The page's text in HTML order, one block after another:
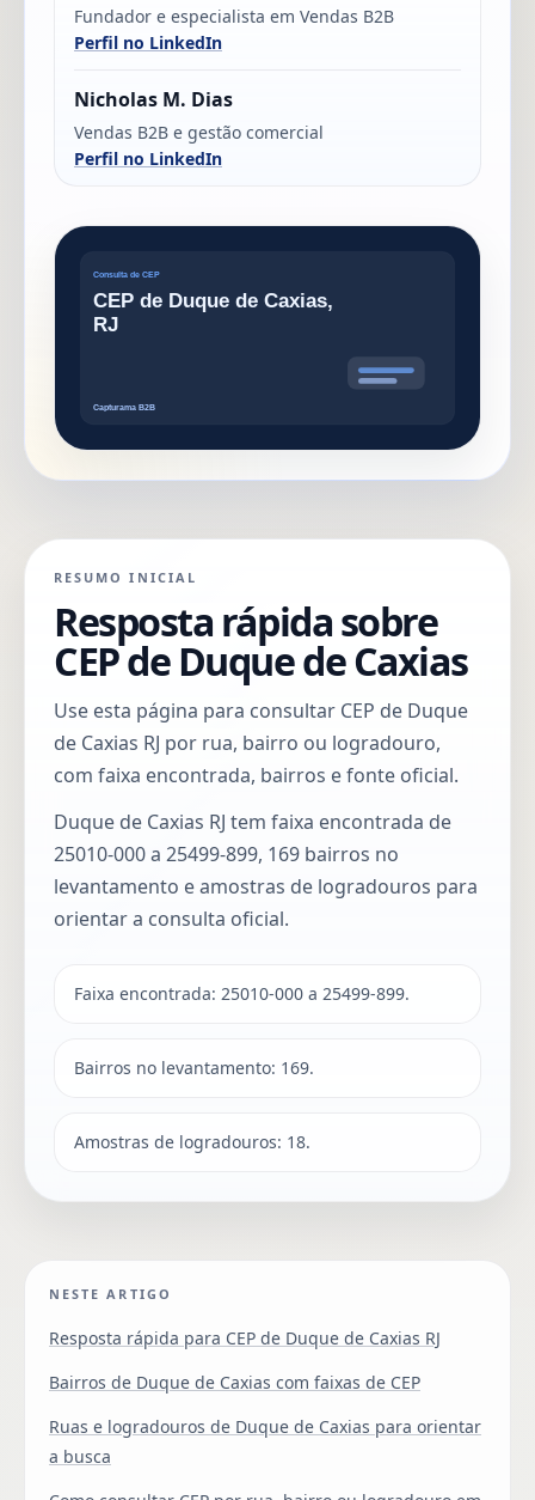
Fundador e especialista em Vendas B2B
Perfil no LinkedIn
Nicholas M. Dias
Vendas B2B e gestão comercial
Perfil no LinkedIn
RESUMO INICIAL
Resposta rápida sobre
CEP de Duque de Caxias
Use esta página para consultar CEP de Duque
de Caxias RJ por rua, bairro ou logradouro,
com faixa encontrada, bairros e fonte oficial.
Duque de Caxias RJ tem faixa encontrada de
25010-000 a 25499-899, 169 bairros no
levantamento e amostras de logradouros para
orientar a consulta oficial.
Faixa encontrada: 25010-000 a 25499-899.
Bairros no levantamento: 169.
Amostras de logradouros: 18.
NESTE ARTIGO
Resposta rápida para CEP de Duque de Caxias RJ
Bairros de Duque de Caxias com faixas de CEP
Ruas e logradouros de Duque de Caxias para orientar
a busca